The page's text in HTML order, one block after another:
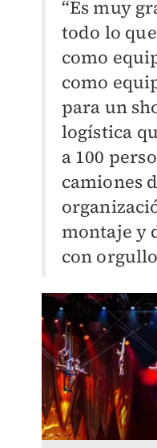
“Es muy
todo lo
como
como
para un
logística
a 100
camiones
montaje y
con